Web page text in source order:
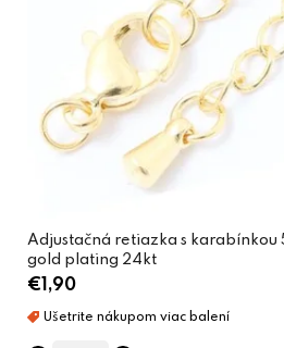
Adjustačná retiazka s karabínkou
gold plating 24kt
€1,90